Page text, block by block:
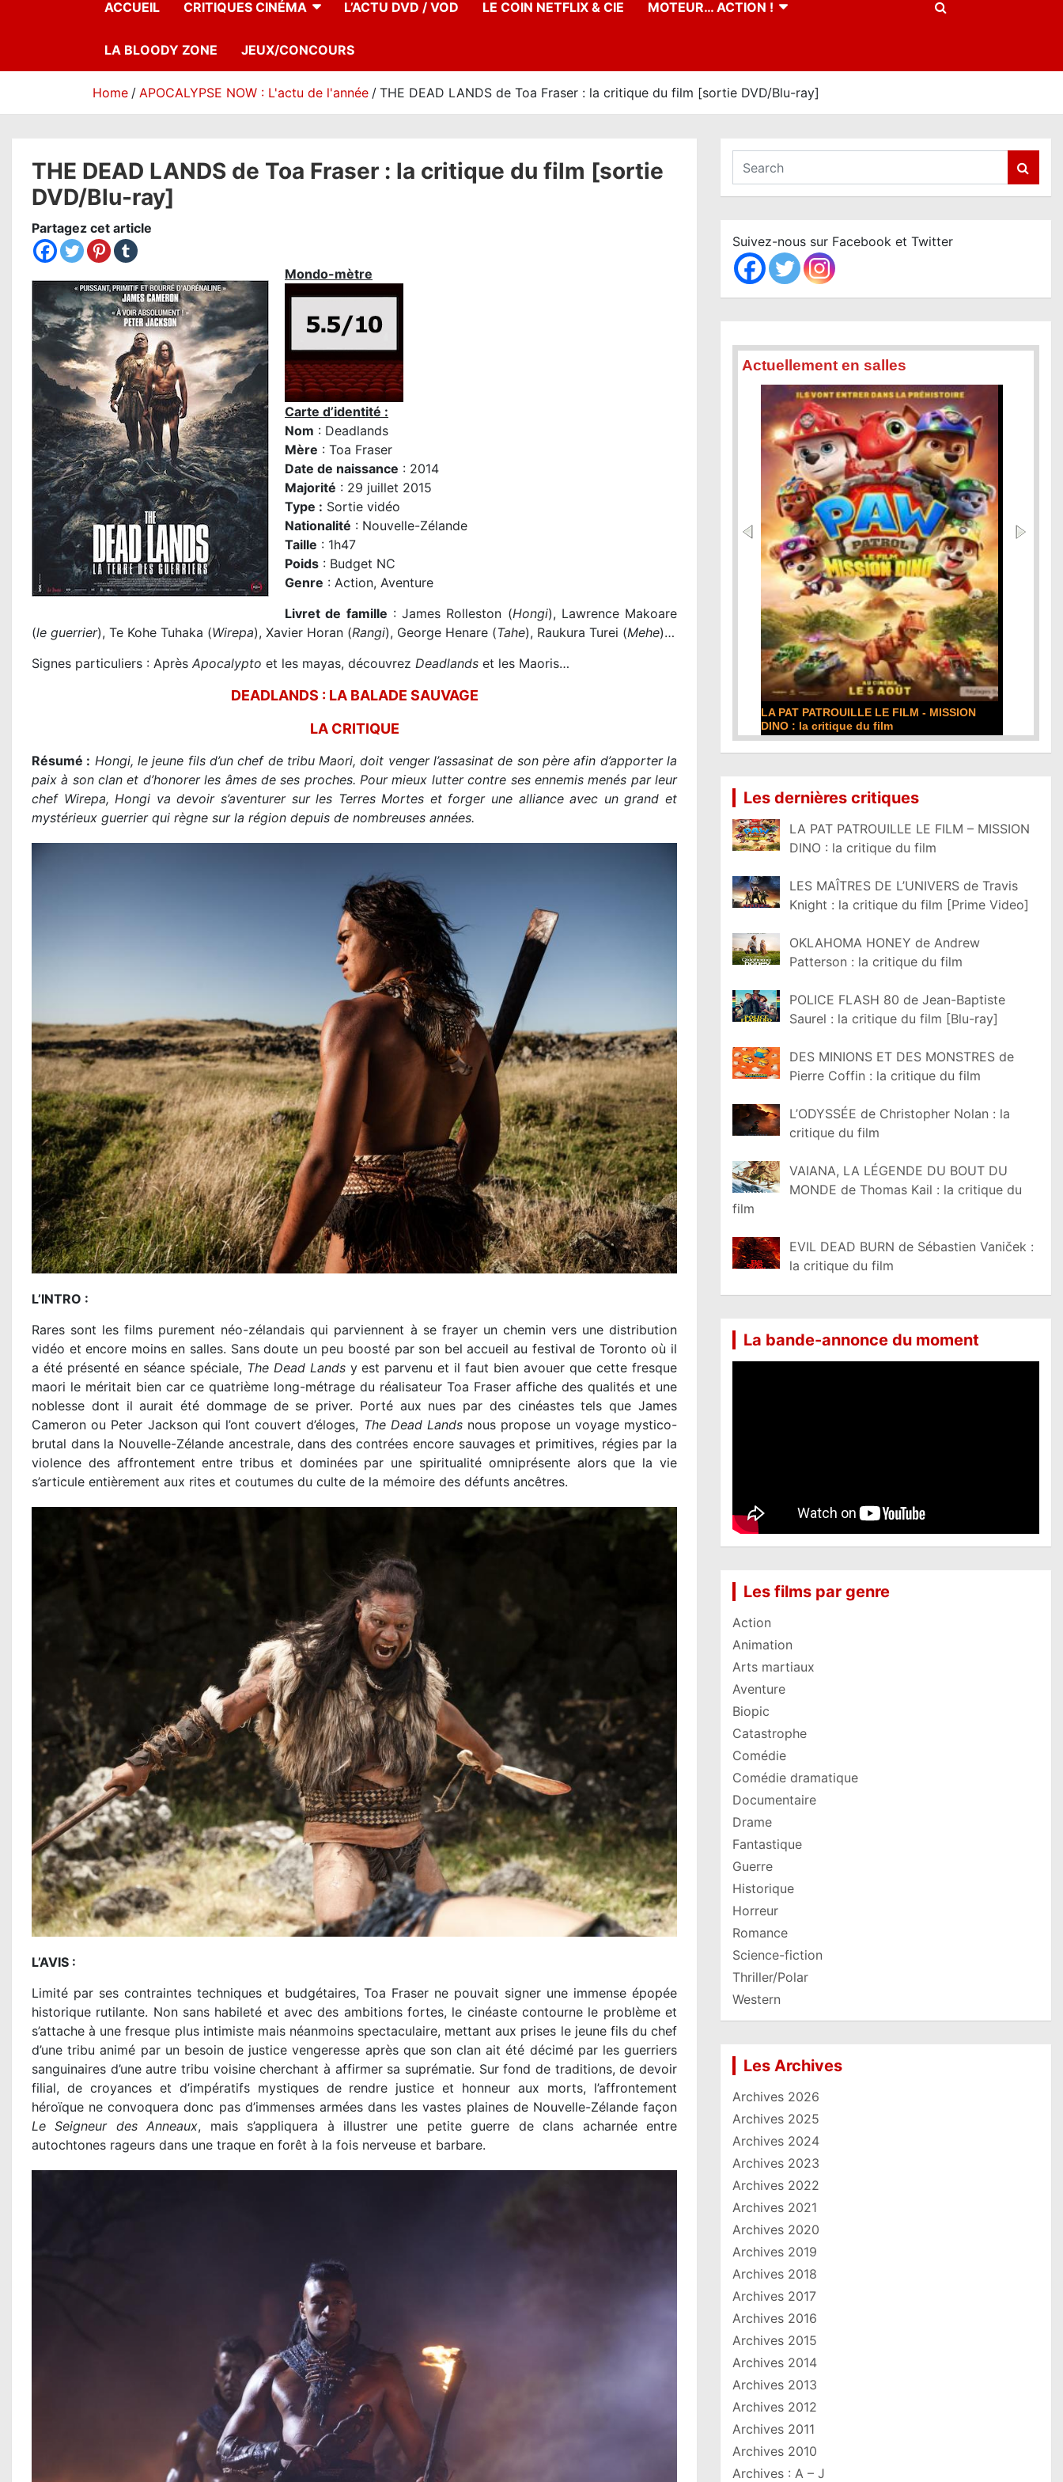
ACCUEIL CRITIQUES CINÉMA L’ACTU DVD / VOD LE COIN NETFLIX & CIE MOTEUR… ACTION !
LA BLOODY ZONE JEUX/CONCOURS
Home APOCALYPSE NOW : L'actu de l'année THE DEAD LANDS de Toa Fraser : la critique du film [sortie DVD/Blu-ray]
THE DEAD LANDS de Toa Fraser : la critique du film [sortie
DVD/Blu-ray]
Partagez cet article
Mondo-mètre
Carte d’identité :
Nom : Deadlands
Mère : Toa Fraser
Date de naissance : 2014
Majorité : 29 juillet 2015
Type : Sortie vidéo
Nationalité : Nouvelle-Zélande
Taille : 1h47
Poids : Budget NC
Genre : Action, Aventure
Livret de famille : James Rolleston (Hongi), Lawrence Makoare
(le guerrier), Te Kohe Tuhaka (Wirepa), Xavier Horan (Rangi), George Henare (Tahe), Raukura Turei (Mehe)…
Signes particuliers : Après Apocalypto et les mayas, découvrez Deadlands et les Maoris…
DEADLANDS : LA BALADE SAUVAGE
LA CRITIQUE
Résumé : Hongi, le jeune fils d’un chef de tribu Maori, doit venger l’assasinat de son père afin d’apporter la
paix à son clan et d’honorer les âmes de ses proches. Pour mieux lutter contre ses ennemis menés par leur
chef Wirepa, Hongi va devoir s’aventurer sur les Terres Mortes et forger une alliance avec un grand et
mystérieux guerrier qui règne sur la région depuis de nombreuses années.
L’INTRO :
Rares sont les films purement néo-zélandais qui parviennent à se frayer un chemin vers une distribution
vidéo et encore moins en salles. Sans doute un peu boosté par son bel accueil au festival de Toronto où il
a été présenté en séance spéciale, The Dead Landsy est parvenu et il faut bien avouer que cette fresque
maori le méritait bien car ce quatrième long-métrage du réalisateur Toa Fraser affiche des qualités et une
noblesse dont il aurait été dommage de se priver. Porté aux nues par des cinéastes tels que James
Cameron ou Peter Jackson qui l’ont couvert d’éloges, The Dead Lands nous propose un voyage mystico-
brutal dans la Nouvelle-Zélande ancestrale, dans des contrées encore sauvages et primitives, régies par la
violence des affrontement entre tribus et dominées par une spiritualité omniprésente alors que la vie
s’articule entièrement aux rites et coutumes du culte de la mémoire des défunts ancêtres.
L’AVIS :
Limité par ses contraintes techniques et budgétaires, Toa Fraser ne pouvait signer une immense épopée
historique rutilante. Non sans habileté et avec des ambitions fortes, le cinéaste contourne le problème et
s’attache à une fresque plus intimiste mais néanmoins spectaculaire, mettant aux prises le jeune fils du chef
d’une tribu animé par un besoin de justice vengeresse après que son clan ait été décimé par les guerriers
sanguinaires d’une autre tribu voisine cherchant à affirmer sa suprématie. Sur fond de traditions, de devoir
filial, de croyances et d’impératifs mystiques de rendre justice et honneur aux morts, l’affrontement
héroïque ne convoquera donc pas d’immenses armées dans les vastes plaines de Nouvelle-Zélande façon
Le Seigneur des Anneaux, mais s’appliquera à illustrer une petite guerre de clans acharnée entre
autochtones rageurs dans une traque en forêt à la fois nerveuse et barbare.
a
c
h
Suivez-nous sur Facebook et Twitter
Actuellement en salles
DE LA COMÉDIE-FRANÇAISE : la critique du
film
Les dernières critiques
LA PAT PATROUILLE LE FILM – MISSION
DINO : la critique du film
LES MAÎTRES DE L’UNIVERS de Travis
Knight : la critique du film [Prime Video]
OKLAHOMA HONEY de Andrew
Patterson : la critique du film
POLICE FLASH 80 de Jean-Baptiste
Saurel : la critique du film [Blu-ray]
DES MINIONS ET DES MONSTRES de
Pierre Coffin : la critique du film
L’ODYSSÉE de Christopher Nolan : la
critique du film
VAIANA, LA LÉGENDE DU BOUT DU
MONDE de Thomas Kail : la critique du
film
EVIL DEAD BURN de Sébastien Vaniček :
la critique du film
La bande-annonce du moment
Les films par genre
Action
Animation
Arts martiaux
Aventure
Biopic
Catastrophe
Comédie
Comédie dramatique
Documentaire
Drame
Fantastique
Guerre
Historique
Horreur
Romance
Science-fiction
Thriller/Polar
Western
Les Archives
Archives 2026
Archives 2025
Archives 2024
Archives 2023
Archives 2022
Archives 2021
Archives 2020
Archives 2019
Archives 2018
Archives 2017
Archives 2016
Archives 2015
Archives 2014
Archives 2013
Archives 2012
Archives 2011
Archives 2010
Archives : A – J